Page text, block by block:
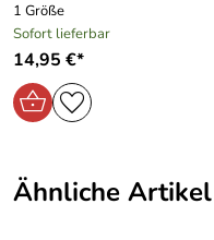
1 Größe
Sofort lieferbar
14,95 €*
Ähnliche Artikel